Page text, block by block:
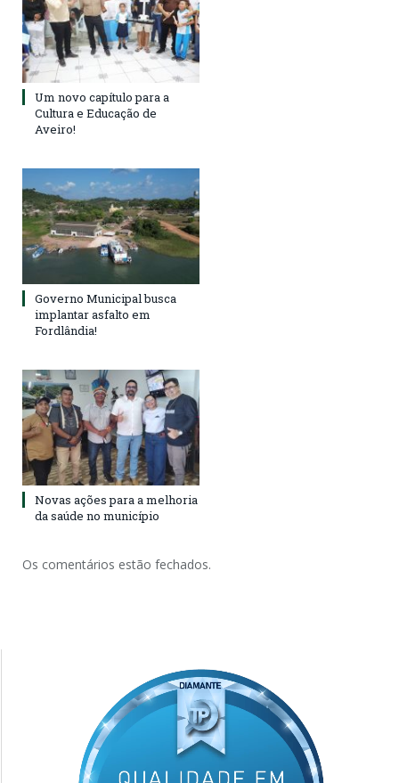
Um novo capítulo para a
Cultura e Educação de
Aveiro!
Governo Municipal busca
implantar asfalto em
Fordlândia!
Novas ações para a melhoria
da saúde no município
Os comentários estão fechados.